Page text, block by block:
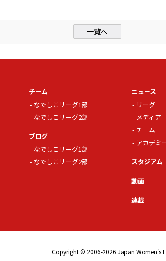
一覧へ
チーム
なでしこリーグ1部
なでしこリーグ2部
ブログ
なでしこリーグ1部
なでしこリーグ2部
ニュース
リーグ
メディア
チーム
アカデミ
スタジアム
動画
連載
Copyright © 2006-2026 Japan Women's